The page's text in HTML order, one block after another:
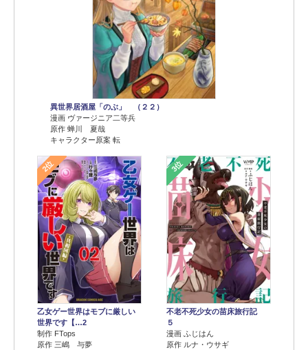
異世界居酒屋「のぶ」 （２２）
漫画 ヴァージニア二等兵
原作 蝉川 夏哉
キャラクター原案 転
2位
乙女ゲー世界はモブに厳しい
世界です【…2
制作 FTops
原作 三嶋 与夢
3位
不老不死少女の苗床旅行記
５
漫画 ふじはん
原作 ルナ・ウサギ